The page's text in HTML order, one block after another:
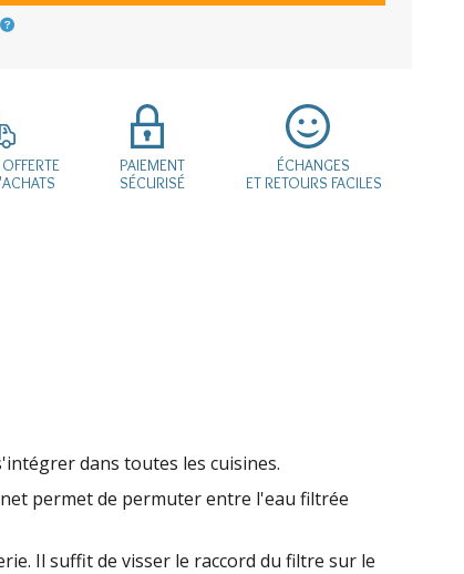
PAIEMENT
SÉCURISÉ
ÉCHANGES
ET RETOURS FACILES
dans toutes les cuisines.
permet de permuter entre l'eau filtrée
Il suffit de visser le raccord du filtre sur le